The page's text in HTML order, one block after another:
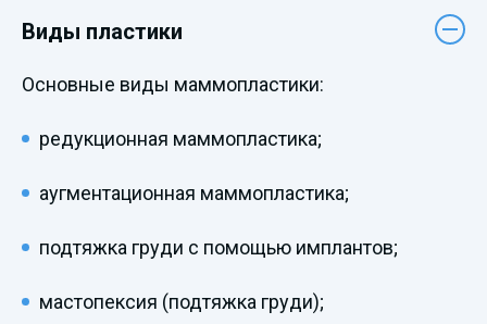
Виды пластики
Основные виды маммопластики:
редукционная маммопластика;
аугментационная маммопластика;
подтяжка груди с помощью имплантов;
мастопексия (подтяжка груди);